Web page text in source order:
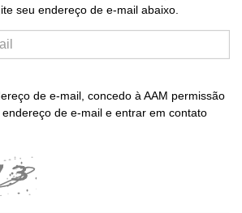
seu endereço de e-mail abaixo.
de e-mail, concedo à AAM permissão
de e-mail e entrar em contato